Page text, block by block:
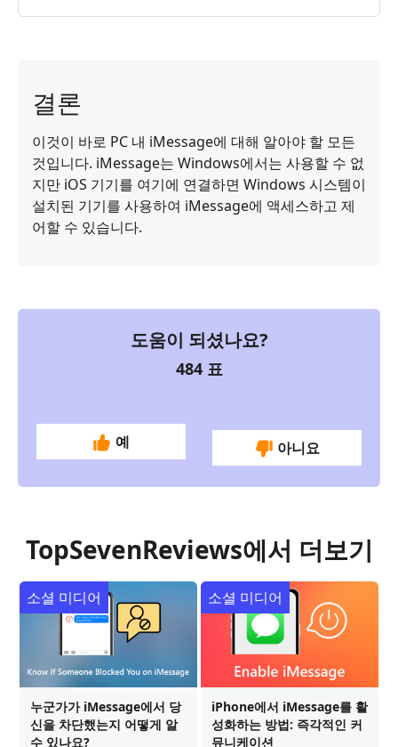
결론
이것이 바로 PC 내 iMessage에 대해 알아야 할 모든
것입니다. iMessage는 Windows에서는 사용할 수 없
지만 iOS 기기를 여기에 연결하면 Windows 시스템이
설치된 기기를 사용하여 iMessage에 액세스하고 제
어할 수 있습니다.
도움이 되셨나요?
484표
예 아니요
TopSevenReviews에서 더보기
누군가가 iMessage에서 당
신을 차단했는지 어떻게 알
수 있나요?
소셜 미디어
iPhone에서 iMessage를 활
성화하는 방법: 즉각적인 커
뮤니케이션
소셜 미디어